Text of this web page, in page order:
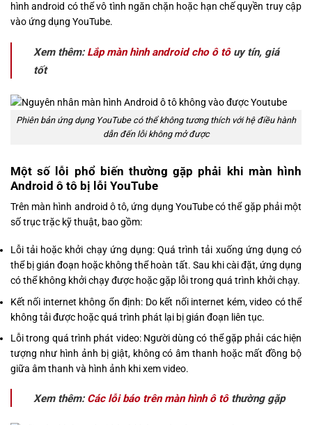
hình android có thể vô tình ngăn chặn hoặc hạn chế quyền truy cập
vào ứng dụng YouTube.
Xem thêm: Lắp màn hình android cho ô tôuy tín, giá
tốt
Phiên bản ứng dụng YouTube có thể không tương thích với hệ điều hành
dẫn đến lỗi không mở được
Một số lỗi phổ biến thường gặp phải khi màn hình
Android ô tô bị lỗi YouTube
Trên màn hình android ô tô, ứng dụng YouTube có thể gặp phải một
số trục trặc kỹ thuật, bao gồm:
Lỗi tải hoặc khởi chạy ứng dụng: Quá trình tải xuống ứng dụng có
thể bị gián đoạn hoặc không thể hoàn tất. Sau khi cài đặt, ứng dụng
có thể không khởi chạy được hoặc gặp lỗi trong quá trình khởi chạy.
Kết nối internet không ổn định: Do kết nối internet kém, video có thể
không tải được hoặc quá trình phát lại bị gián đoạn liên tục.
Lỗi trong quá trình phát video: Người dùng có thể gặp phải các hiện
tượng như hình ảnh bị giật, không có âm thanh hoặc mất đồng bộ
giữa âm thanh và hình ảnh khi xem video.
Xem thêm: Các lỗi báo trên màn hình ô tôthường gặp